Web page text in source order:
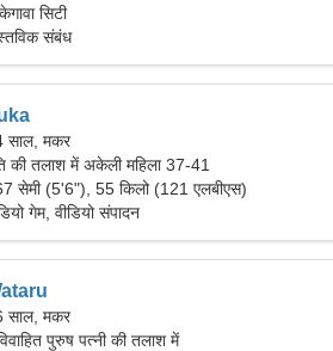
सिटी
संबंध
साल, मकर
की तलाश में अकेली महिला 37-41
सेमी (5'6"), 55 किलो (121 एलबीएस)
गेम, वीडियो संपादन
साल, मकर
पुरुष पत्नी की तलाश में